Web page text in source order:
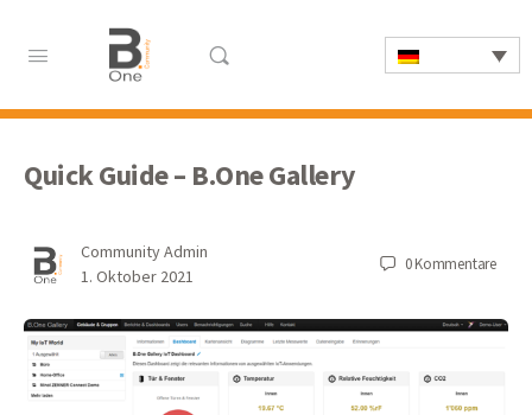
Quick Guide – B.One Gallery
Community Admin
1. Oktober 2021
0Kommentare